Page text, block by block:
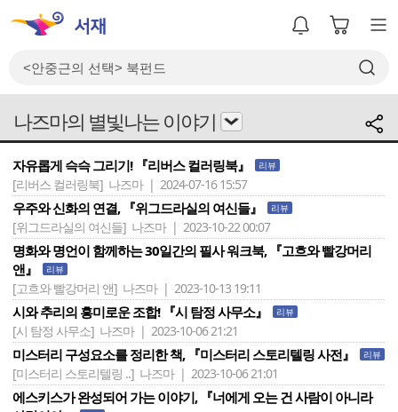
나즈마의 별빛나는 이야기
자유롭게 슥슥 그리기! 『리버스 컬러링북』 리뷰
[리버스 컬러링북] 나즈마 | 2024-07-16 15:57
우주와 신화의 연결, 『위그드라실의 여신들』 리뷰
[위그드라실의 여신들] 나즈마 | 2023-10-22 00:07
명화와 명언이 함께하는 30일간의 필사 워크북, 『고흐와 빨강머리
앤』
리뷰
[고흐와 빨강머리 앤] 나즈마 | 2023-10-13 19:11
시와 추리의 흥미로운 조합! 『시 탐정 사무소』 리뷰
[시 탐정 사무소] 나즈마 | 2023-10-06 21:21
미스터리 구성요소를 정리한 책, 『미스터리 스토리텔링 사전』 리뷰
[미스터리 스토리텔링 ..] 나즈마 | 2023-10-06 21:01
에스키스가 완성되어 가는 이야기, 『너에게 오는 건 사람이 아니라